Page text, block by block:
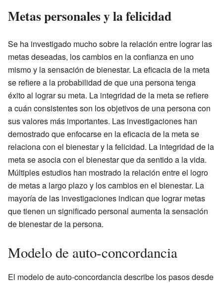
Metas personales y la felicidad
Se ha investigado mucho sobre la relación entre lograr las
metas deseadas, los cambios en la confianza en uno
mismo y la sensación de bienestar. La eficacia de la meta
se refiere a la probabilidad de que una persona tenga
éxito al lograr su meta. La integridad de la meta se refiere
a cuán consistentes son los objetivos de una persona con
sus valores más importantes. Las investigaciones han
demostrado que enfocarse en la eficacia de la meta se
relaciona con el bienestar y la felicidad. La integridad de la
meta se asocia con el bienestar que da sentido a la vida.
Múltiples estudios han mostrado la relación entre el logro
de metas a largo plazo y los cambios en el bienestar. La
mayoría de las investigaciones indican que lograr metas
que tienen un significado personal aumenta la sensación
de bienestar de la persona.
Modelo de auto-concordancia
El modelo de auto-concordancia describe los pasos desde